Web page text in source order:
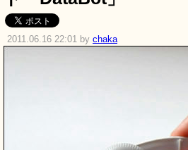
2011.06.16 22:01 by chaka